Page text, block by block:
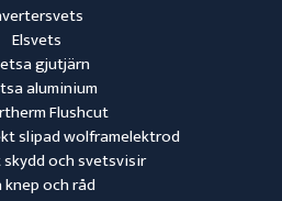
Elsvets
gjutjärn
aluminium
Flushcut
slipad wolframelektrod
och svetsvisir
knep och råd